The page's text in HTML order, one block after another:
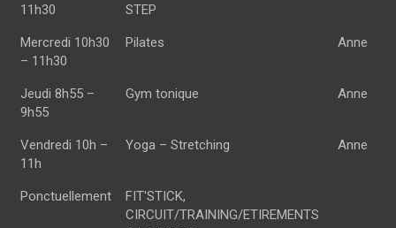
11h30
STEP
Mercredi 10h30
– 11h30
Pilates Anne
Jeudi 8h55 –
9h55
Gym tonique Anne
Vendredi 10h –
11h
Yoga – Stretching Anne
Ponctuellement
FIT'STICK,
CIRCUIT/TRAINING/ETIREMENTS